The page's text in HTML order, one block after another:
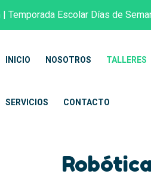
Temporada Escolar Días de
INICIO NOSOTROS TALLERES
SERVICIOS CONTACTO